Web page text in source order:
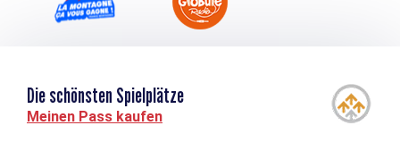
Die schönsten Spielplätze
Meinen Pass kaufen